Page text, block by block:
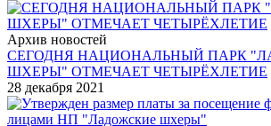
Архив новостей
СЕГОДНЯ НАЦИОНАЛЬНЫЙ ПАРК
ШХЕРЫ" ОТМЕЧАЕТ ЧЕТЫРЁХЛЕТИЕ
28 декабря 2021